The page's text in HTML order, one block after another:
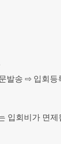
발송 ⇨ 입회등
입회비가 면제